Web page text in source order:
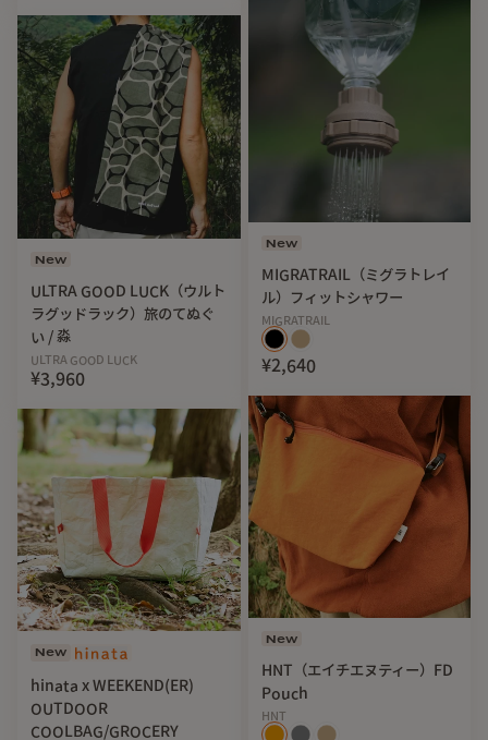
New
ULTRA GOOD LUCK（ウルト
ラグッドラック）旅のてぬぐ
い / 淼
ULTRA GOOD LUCK
¥3,960
New
hinata x WEEKEND(ER)
OUTDOOR
COOLBAG/GROCERY
New
MIGRATRAIL（ミグラトレイ
ル）フィットシャワー
MIGRATRAIL
¥2,640
New
HNT（エイチエヌティー）FD
Pouch
HNT